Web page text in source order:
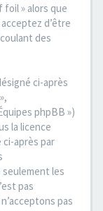
foil » alors que
d’être
des
ci-après
phpBB »)
la licence
ci-après par
les
pas
pas